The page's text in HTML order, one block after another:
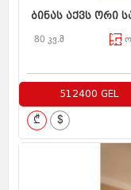
ბინას აქვს ორი
80 კვ.მ
512400 GEL
₾ $